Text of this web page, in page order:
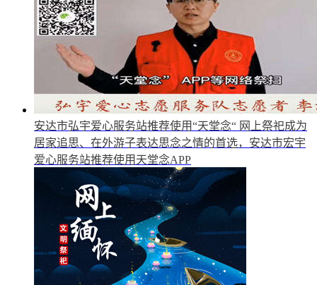
安达市弘宇爱心服务站推荐使用“天堂念“ 网上祭祀成为
居家追思、在外游子表达思念之情的首选，安达市宏宇
爱心服务站推荐使用天堂念APP